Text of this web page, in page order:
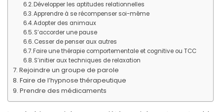
Développer les aptitudes relationnelles
Apprendre à se récompenser soi-même
Adopter des animaux
S’accorder une pause
Cesser de penser aux autres
Faire une thérapie comportementale et cognitive ou TCC
S’initier aux techniques de relaxation
Rejoindre un groupe de parole
Faire de l’hypnose thérapeutique
Prendre des médicaments